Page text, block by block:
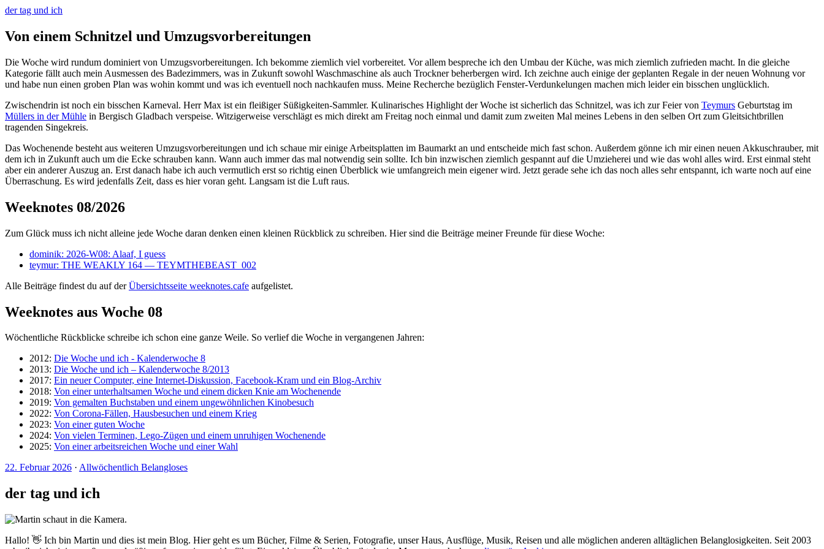
der tag und ich
Von einem Schnitzel und Umzugsvorbereitungen
Die Woche wird rundum dominiert von Umzugsvorbereitungen. Ich bekomme ziemlich viel vorbereitet. Vor allem bespreche ich den Umbau der Küche, was mich ziemlich zufrieden macht. In die gleiche
Kategorie fällt auch mein Ausmessen des Badezimmers, was in Zukunft sowohl Waschmaschine als auch Trockner beherbergen wird. Ich zeichne auch einige der geplanten Regale in der neuen Wohnung vor
und habe nun einen groben Plan was wohin kommt und was ich eventuell noch nachkaufen muss. Meine Recherche bezüglich Fenster-Verdunkelungen machen mich leider ein bisschen unglücklich.
Zwischendrin ist noch ein bisschen Karneval. Herr Max ist ein fleißiger Süßigkeiten-Sammler. Kulinarisches Highlight der Woche ist sicherlich das Schnitzel, was ich zur Feier von Teymurs Geburtstag im
Müllers in der Mühle in Bergisch Gladbach verspeise. Witzigerweise verschlägt es mich direkt am Freitag noch einmal und damit zum zweiten Mal meines Lebens in den selben Ort zum Gleitsichtbrillen
tragenden Singekreis.
Das Wochenende besteht aus weiteren Umzugsvorbereitungen und ich schaue mir einige Arbeitsplatten im Baumarkt an und entscheide mich fast schon. Außerdem gönne ich mir einen neuen Akkuschrauber, mit
dem ich in Zukunft auch um die Ecke schrauben kann. Wann auch immer das mal notwendig sein sollte. Ich bin inzwischen ziemlich gespannt auf die Umzieherei und wie das wohl alles wird. Erst einmal steht
aber ein anderer Auszug an. Erst danach habe ich auch vermutlich erst so richtig einen Überblick wie umfangreich mein eigener wird. Jetzt gerade sehe ich das noch alles sehr entspannt, ich warte noch auf eine
Überraschung. Es wird jedenfalls Zeit, dass es hier voran geht. Langsam ist die Luft raus.
Weeknotes 08/2026
Zum Glück muss ich nicht alleine jede Woche daran denken einen kleinen Rückblick zu schreiben. Hier sind die Beiträge meiner Freunde für diese Woche:
dominik: 2026-W08: Alaaf, I guess
teymur: THE WEAKLY 164 — TEYMTHEBEAST_002
Alle Beiträge findest du auf derÜbersichtsseite weeknotes.cafe aufgelistet.
Weeknotes aus Woche 08
Wöchentliche Rückblicke schreibe ich schon eine ganze Weile. So verlief die Woche in vergangenen Jahren:
2012: Die Woche und ich - Kalenderwoche 8
2013: Die Woche und ich – Kalenderwoche 8/2013
2017: Ein neuer Computer, eine Internet-Diskussion, Facebook-Kram und ein Blog-Archiv
2018: Von einer unterhaltsamen Woche und einem dicken Knie am Wochenende
2019: Von gemalten Buchstaben und einem ungewöhnlichen Kinobesuch
2022: Von Corona-Fällen, Hausbesuchen und einem Krieg
2023: Von einer guten Woche
2024: Von vielen Terminen, Lego-Zügen und einem unruhigen Wochenende
2025: Von einer arbeitsreichen Woche und einer Wahl
22. Februar 2026 · Allwöchentlich Belangloses
der tag und ich
Hallo! 👋 Ich bin Martin und dies ist mein Blog. Hier geht es um Bücher, Filme & Serien, Fotografie, unser Haus, Ausflüge, Musik, Reisen und alle möglichen anderen alltäglichen Belanglosigkeiten. Seit 2003